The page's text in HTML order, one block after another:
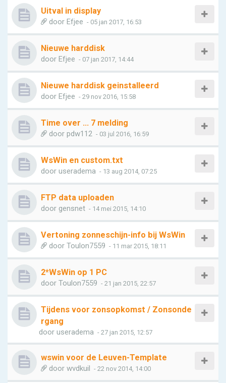
Uitval in display
door Efjee - 05 jan 2017, 16:53
Nieuwe harddisk
door Efjee - 07 jan 2017, 14:44
Nieuwe harddisk geinstalleerd
door Efjee - 29 nov 2016, 15:58
Time over ... 7 melding
door pdw112 - 03 jul 2016, 16:59
WsWin en custom.txt
door useradema - 13 aug 2014, 07:25
FTP data uploaden
door gensnet - 14 mei 2015, 14:10
Vertoning zonneschijn-info bij WsWin
door Toulon7559 - 11 mar 2015, 18:11
2*WsWin op 1 PC
door Toulon7559 - 21 jan 2015, 22:57
Tijdens voor zonsopkomst / Zonsonde
rgang
door useradema - 27 jan 2015, 12:57
wswin voor de Leuven-Template
door wvdkuil - 22 nov 2014, 14:00